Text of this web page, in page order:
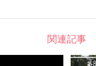
関連記事